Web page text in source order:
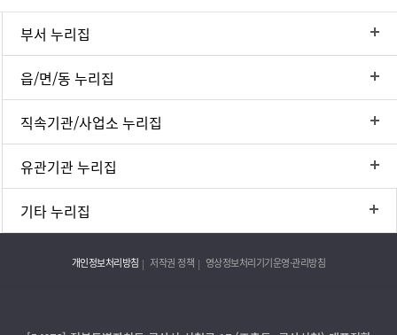
부서 누리집
읍/면/동 누리집
직속기관/사업소 누리집
유관기관 누리집
기타 누리집
개인정보처리방침 저작권 정책 영상정보처리기기운영·관리방침